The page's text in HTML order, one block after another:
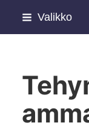
Siirry
Valikko